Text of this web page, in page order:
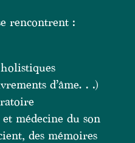
rencontrent :
d’âme…)
médecine du son
des mémoires